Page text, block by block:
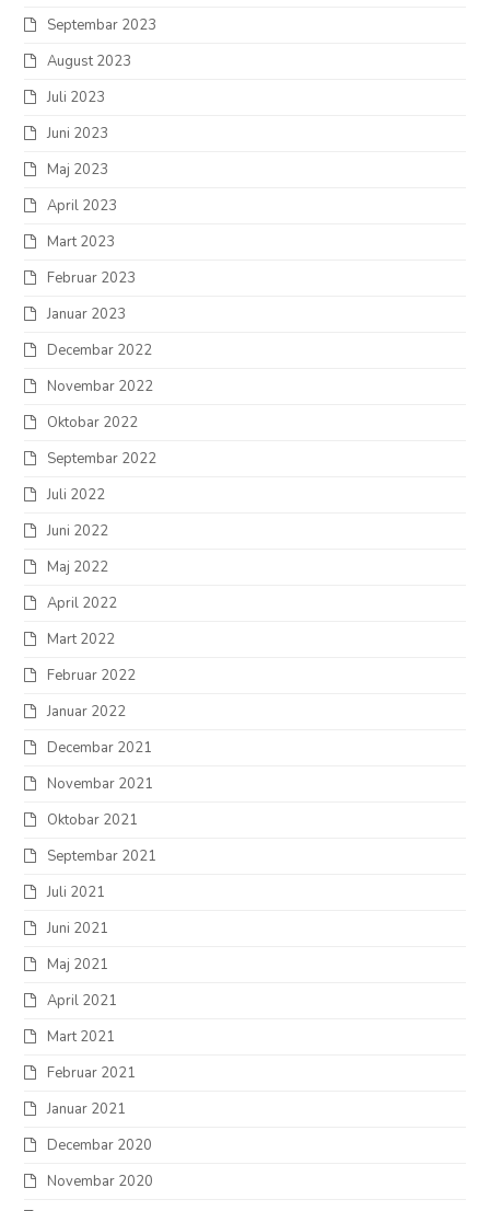
Septembar 2023
August 2023
Juli 2023
Juni 2023
Maj 2023
April 2023
Mart 2023
Februar 2023
Januar 2023
Decembar 2022
Novembar 2022
Oktobar 2022
Septembar 2022
Juli 2022
Juni 2022
Maj 2022
April 2022
Mart 2022
Februar 2022
Januar 2022
Decembar 2021
Novembar 2021
Oktobar 2021
Septembar 2021
Juli 2021
Juni 2021
Maj 2021
April 2021
Mart 2021
Februar 2021
Januar 2021
Decembar 2020
Novembar 2020